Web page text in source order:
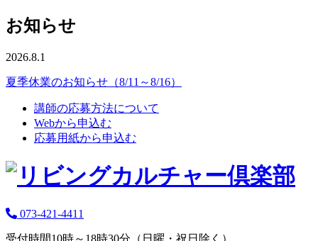
お知らせ
2026.8.1
夏季休業のお知らせ（8/11～8/16）
講師の応募方法について
Webから申込む
応募用紙から申込む
073-421-4411
受付時間10時～18時30分（日曜・祝日除く）